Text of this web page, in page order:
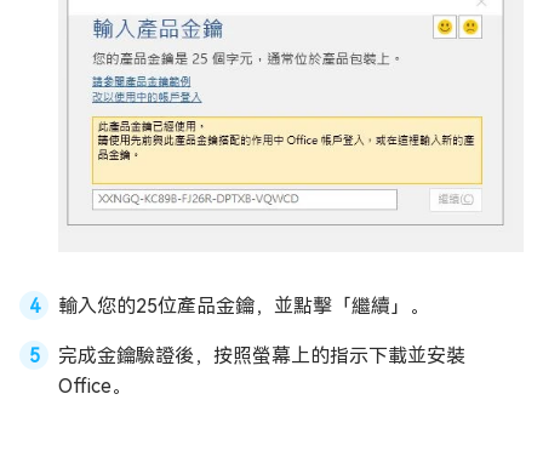
輸入您的25位產品金鑰，並點擊「繼續」。
完成金鑰驗證後，按照螢幕上的指示下載並安裝
Office。